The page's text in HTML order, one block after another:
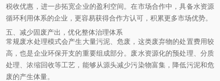
税收优惠，进一步拓宽企业的盈利空间。在市场合作中，具备水资源
循环利用体系的企业，更容易获得合作方认可，积累更多市场优势。
五、减少固废产出，优化整体治理体系
常规废水处理模式会产生大量污泥、危废，这类废弃物的处置费用较
高，也是企业环保开支的重要组成部分。废水资源化的预处理、分质
处理、浓缩回收等工艺，能够从源头减少污染物富集，降低污泥和危
废的产生体量。